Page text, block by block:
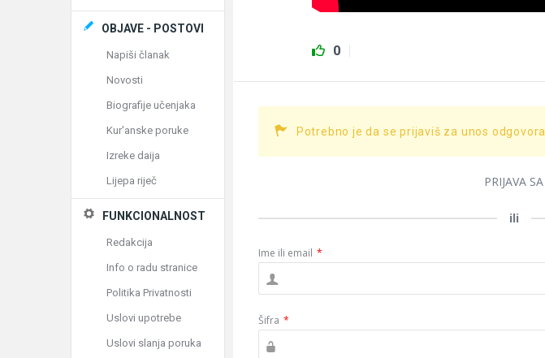
0
Potrebno je da se prijaviš za unos odgovora.
PRIJAVA SA
ili
Ime ili email *
Šifra *
OBJAVE - POSTOVI
Napiši članak
Novosti
Biografije učenjaka
Kur'anske poruke
Izreke daija
Lijepa riječ
FUNKCIONALNOST
Redakcija
Info o radu stranice
Politika Privatnosti
Uslovi upotrebe
Uslovi slanja poruka